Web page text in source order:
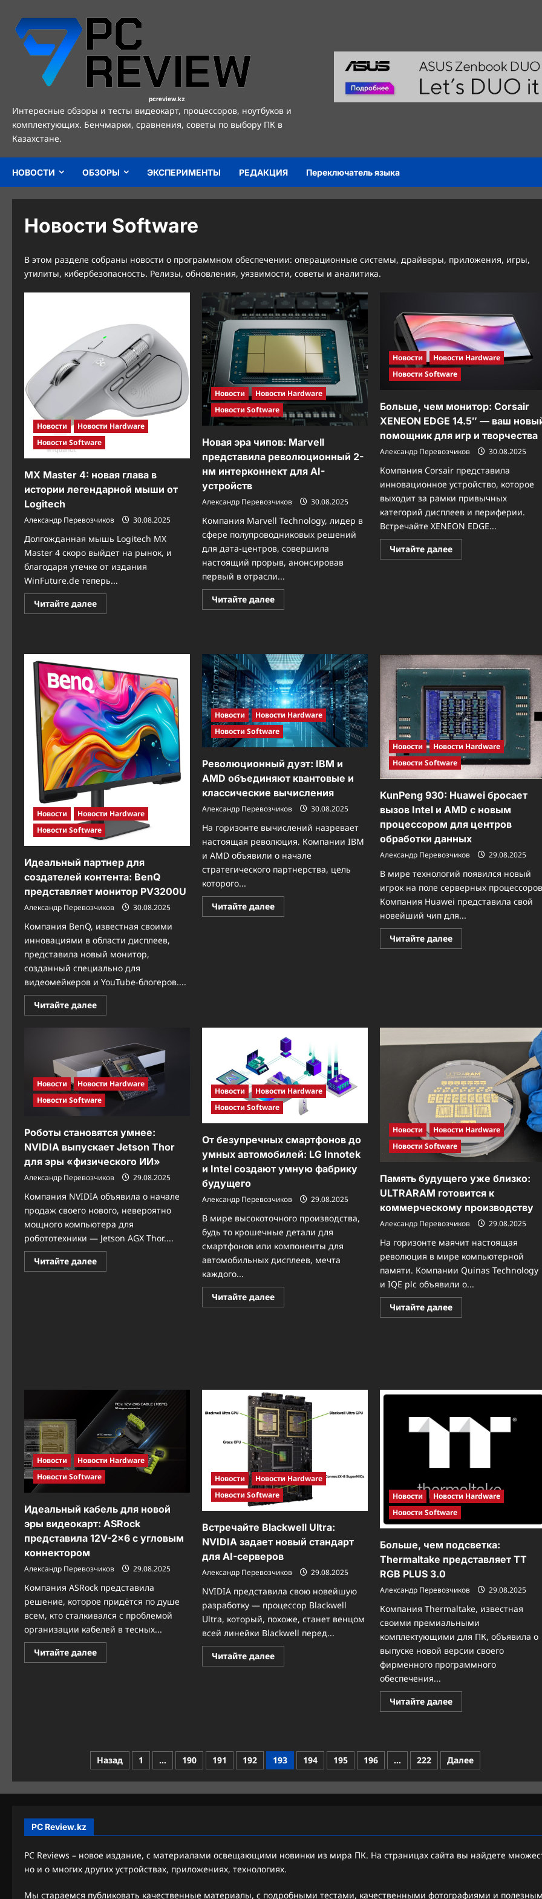
содержимому
pcreview.kz
Интересные обзоры и тесты видеокарт, процессоров, ноутбуков и
комплектующих. Бенчмарки, сравнения, советы по выбору ПК в
Казахстане.
НОВОСТИ ОБЗОРЫ ЭКСПЕРИМЕНТЫ РЕДАКЦИЯ Переключатель языка
Новости Software
В этом разделе собраны новости о программном обеспечении: операционные системы, драйверы, приложения, игры,
утилиты, кибербезопасность. Релизы, обновления, уязвимости, советы и аналитика.
Новости
Новости Hardware
Новости Software
MX Master 4: новая глава в
истории легендарной мыши от
Logitech
Александр Перевозчиков 30.08.2025
Долгожданная мышь Logitech MX
Master 4 скоро выйдет на рынок, и
благодаря утечке от издания
WinFuture.de теперь...
Читайте далееПрочитать
больше
новая
в
истории
легендарной
мыши
от
Logitech
Новости
Новости Hardware
Новости Software
Новая эра чипов: Marvell
представила революционный 2-
нм интерконнект для AI-
устройств
Александр Перевозчиков 30.08.2025
Компания Marvell Technology, лидер в
сфере полупроводниковых решений
для дата-центров, совершила
настоящий прорыв, анонсировав
первый в отрасли...
Читайте далееПрочитать
больше
представила
революционный
2-
нм
интерконнект
для
AI-
устройств
Новости
Новости Hardware
Новости Software
Больше, чем монитор: Corsair
XENEON EDGE 14.5″ — ваш
помощник для игр и творчества
Александр Перевозчиков 30.08.2025
Компания Corsair представила
инновационное устройство, которое
выходит за рамки привычных
категорий дисплеев и периферии.
Встречайте XENEON EDGE...
Читайте далееПрочитать
больше
помощник
для
игр
и
творчества
Новости
Новости Hardware
Новости Software
Идеальный партнер для
создателей контента: BenQ
представляет монитор PV3200U
Александр Перевозчиков 30.08.2025
Компания BenQ, известная своими
инновациями в области дисплеев,
представила новый монитор,
созданный специально для
видеомейкеров и YouTube-блогеров....
Читайте далееПрочитать
больше
Идеальный
для
создателей
контента:
BenQ
представляет
монитор
PV3200U
Новости
Новости Hardware
Новости Software
Революционный дуэт: IBM и
AMD объединяют квантовые и
классические вычисления
Александр Перевозчиков 30.08.2025
На горизонте вычислений назревает
настоящая революция. Компании IBM
и AMD объявили о начале
стратегического партнерства, цель
которого...
Читайте далееПрочитать
больше
Новости
Новости Hardware
Новости Software
KunPeng 930: Huawei бросает
вызов Intel и AMD с новым
процессором для центров
обработки данных
Александр Перевозчиков 29.08.2025
В мире технологий появился новый
игрок на поле серверных
Компания Huawei представила свой
новейший чип для...
Читайте далееПрочитать
больше
с
центров
обработки
данных
Новости
Новости Hardware
Новости Software
Роботы становятся умнее:
NVIDIA выпускает Jetson Thor
для эры «физического ИИ»
Александр Перевозчиков 29.08.2025
Компания NVIDIA объявила о начале
продаж своего нового, невероятно
мощного компьютера для
робототехники — Jetson AGX Thor....
Читайте далееПрочитать
больше
Новости
Новости Hardware
Новости Software
От безупречных смартфонов до
умных автомобилей: LG Innotek
и Intel создают умную фабрику
будущего
Александр Перевозчиков 29.08.2025
В мире высокоточного производства,
будь то крошечные детали для
смартфонов или компоненты для
автомобильных дисплеев, мечта
каждого...
Читайте далееПрочитать
больше
и
Intel
создают
умную
фабрику
будущего
Новости
Новости Hardware
Новости Software
Память будущего уже близко:
ULTRARAM готовится к
коммерческому производству
Александр Перевозчиков 29.08.2025
На горизонте маячит настоящая
революция в мире компьютерной
памяти. Компании Quinas Technology
и IQE plc объявили о...
Читайте далееПрочитать
больше
коммерческому
Новости
Новости Hardware
Новости Software
Идеальный кабель для новой
эры видеокарт: ASRock
представила 12V-2×6 с угловым
коннектором
Александр Перевозчиков 29.08.2025
Компания ASRock представила
решение, которое придётся по душе
всем, кто сталкивался с проблемой
организации кабелей в тесных...
Читайте далееПрочитать
больше
2×6
с
угловым
коннектором
Новости
Новости Hardware
Новости Software
Встречайте Blackwell Ultra:
NVIDIA задает новый стандарт
для AI-серверов
Александр Перевозчиков 29.08.2025
NVIDIA представила свою новейшую
разработку — процессор Blackwell
Ultra, который, похоже, станет венцом
всей линейки Blackwell перед...
Читайте далееПрочитать
больше
серверов
Новости
Новости Hardware
Новости Software
Больше, чем подсветка:
Thermaltake представляет TT
RGB PLUS 3.0
Александр Перевозчиков 29.08.2025
Компания Thermaltake, известная
своими премиальными
комплектующими для ПК, объявила о
выпуске новой версии своего
фирменного программного
обеспечения...
Читайте далееПрочитать
больше
Thermaltake
представляет
TT
PLUS
3.0
Пагинация
записей
Назад 1 … 190 191 192 193 194 195 196 … 222 Далее
PC Review.kz
PC Reviews – новое издание, с материалами освещающими новинки из мира ПК. На страницах сайта вы найдете
но и о многих других устройствах, приложениях, технологиях.
Мы стараемся публиковать качественные материалы, с подробными тестами, качественными фотографиями и